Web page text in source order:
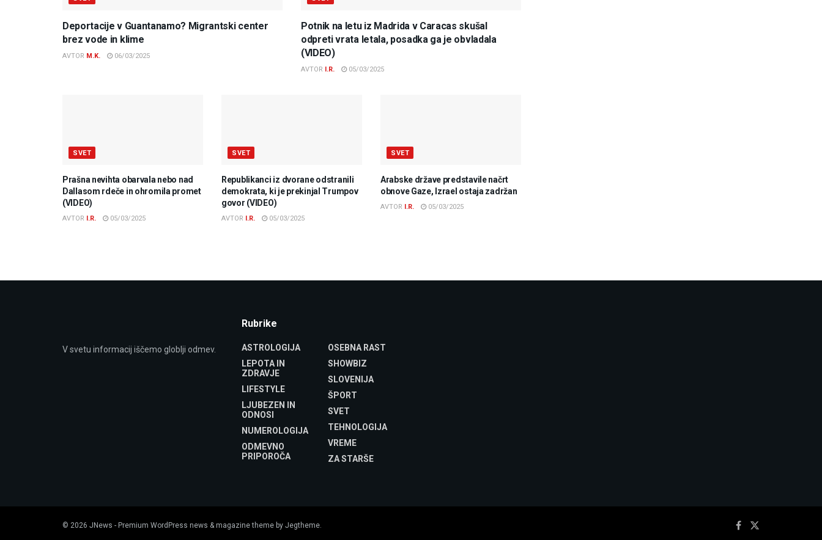
Deportacije v Guantanamo? Migrantski center
brez vode in klime
AVTOR M.K. 06/03/2025
Potnik na letu iz Madrida v Caracas skušal
odpreti vrata letala, posadka ga je obvladala
(VIDEO)
AVTOR I.R. 05/03/2025
SVET
Prašna nevihta obarvala nebo nad
Dallasom rdeče in ohromila promet
(VIDEO)
AVTOR I.R. 05/03/2025
SVET
Republikanci iz dvorane odstranili
demokrata, ki je prekinjal Trumpov
govor (VIDEO)
AVTOR I.R. 05/03/2025
SVET
Arabske države predstavile načrt
obnove Gaze, Izrael ostaja zadržan
AVTOR I.R. 05/03/2025
V svetu informacij iščemo globlji odmev.
Rubrike
ASTROLOGIJA
LEPOTA IN
ZDRAVJE
LIFESTYLE
LJUBEZEN IN
ODNOSI
NUMEROLOGIJA
ODMEVNO
PRIPOROČA
OSEBNA RAST
SHOWBIZ
SLOVENIJA
ŠPORT
SVET
TEHNOLOGIJA
VREME
ZA STARŠE
© 2026 JNews - Premium WordPress news & magazine theme by Jegtheme